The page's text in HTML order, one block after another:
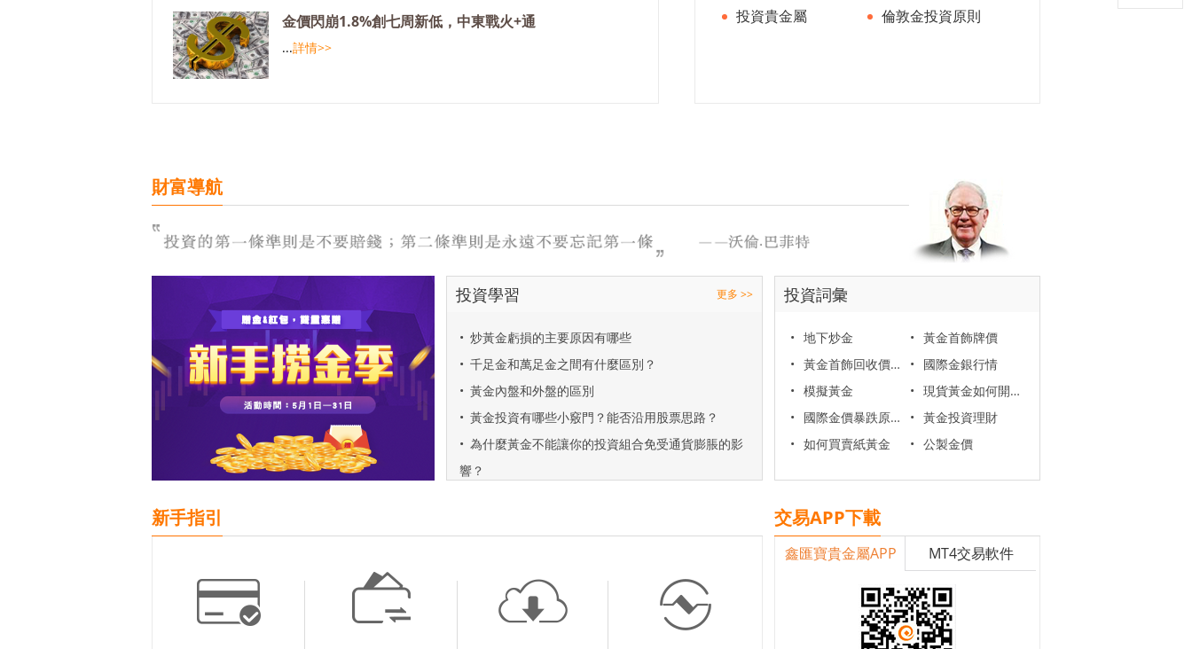
金價閃崩1.8%創七周新低，中東戰火+通
...詳情>>
投資貴金屬 倫敦金投資原則
財富導航
投資學習 更多 >>
• 炒黃金虧損的主要原因有哪些
• 千足金和萬足金之間有什麼區別？
• 黃金內盤和外盤的區別
• 黃金投資有哪些小竅門？能否沿用股票思路？
• 為什麼黃金不能讓你的投資組合免受通貨膨脹的影
響？
投資詞彙
• 地下炒金 • 黃金首飾牌價
•
黃金首飾回收價格 •
國際金銀行情
• 模擬黃金 •
現貨黃金如何開戶
•
國際金價暴跌原因 • 黃金投資理財
• 如何買賣紙黃金 • 公製金價
新手指引 交易APP下載
鑫匯寶貴金屬APP MT4交易軟件